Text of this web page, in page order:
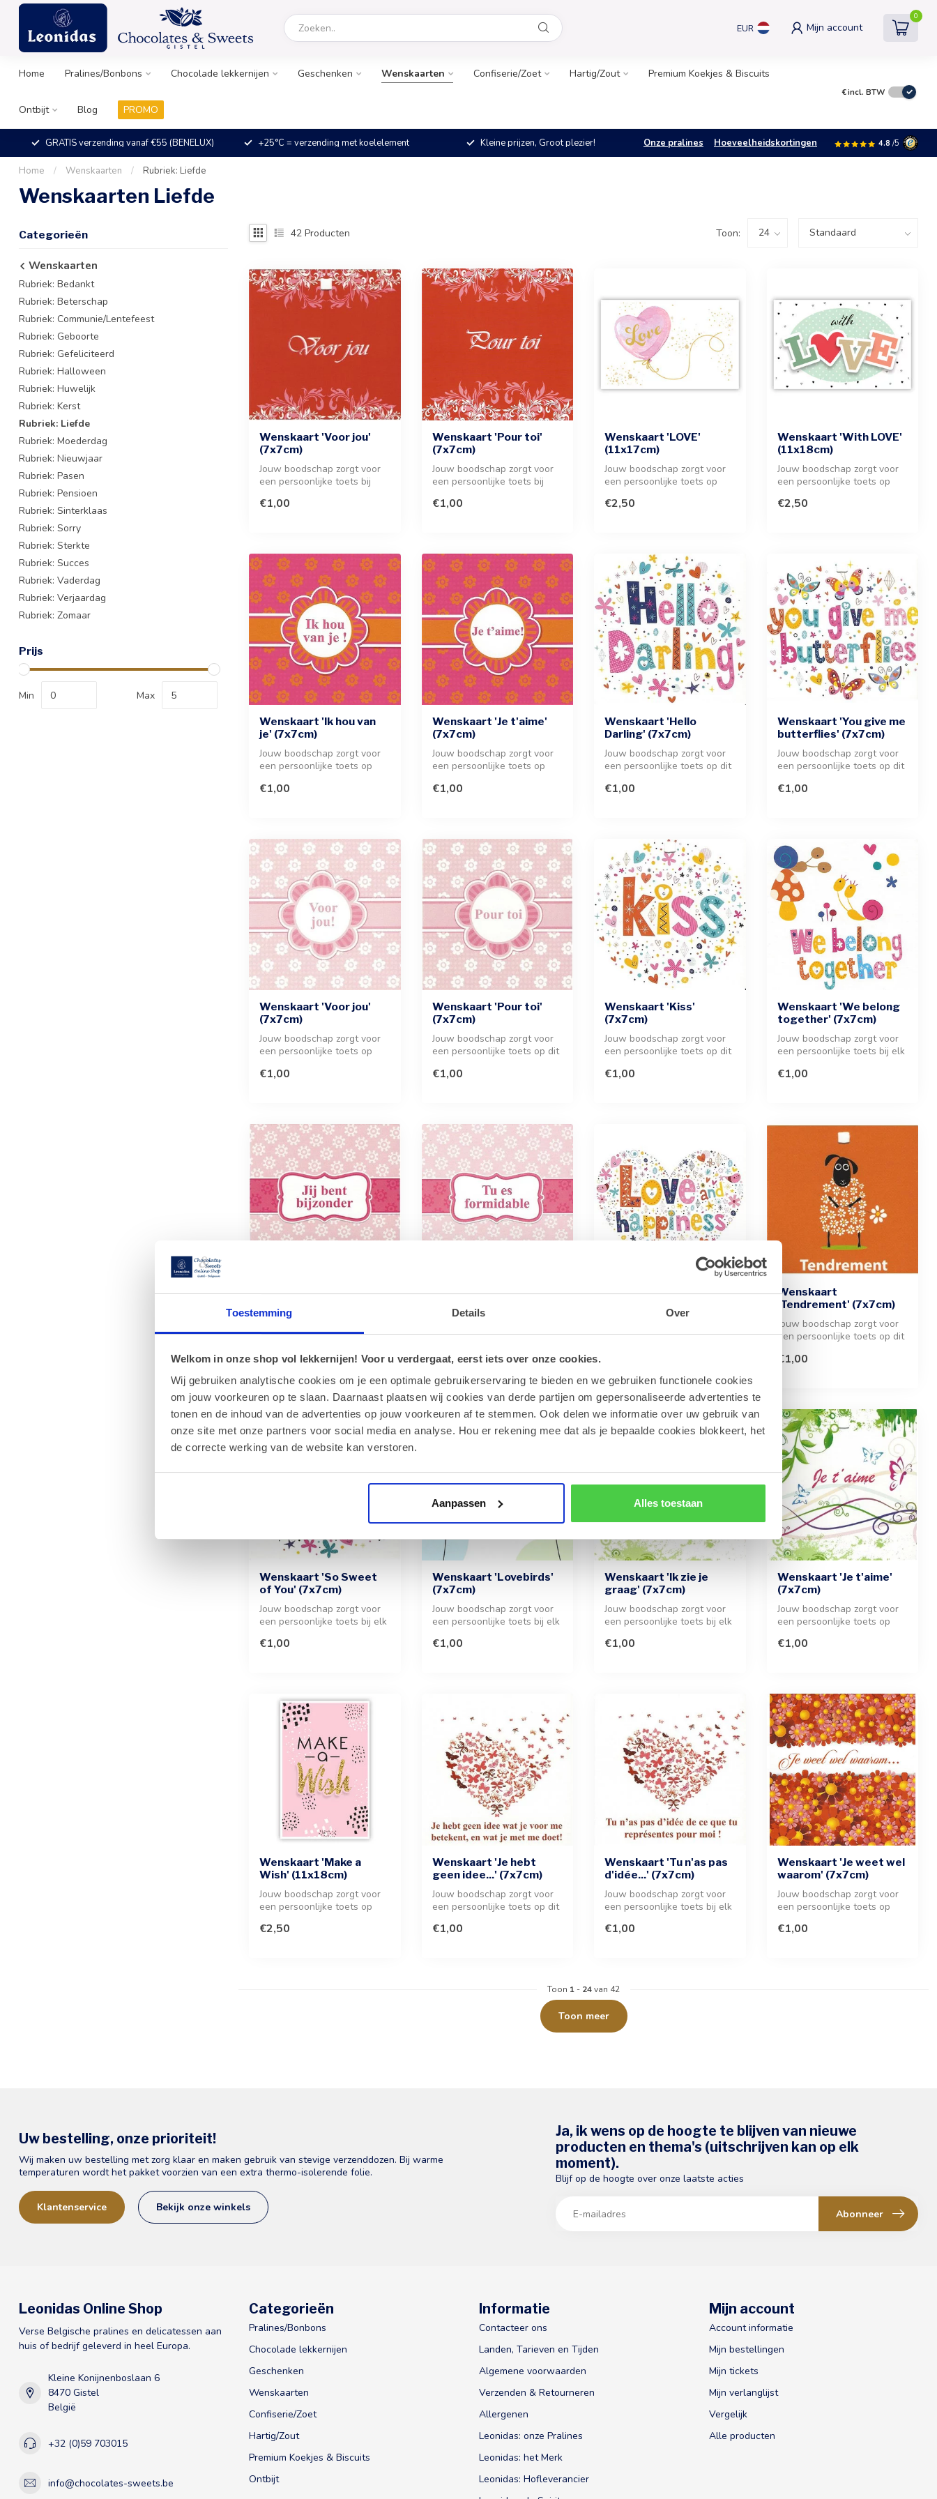
Toestemming Details Over
Welkom in onze shop vol lekkernijen! Voor u verdergaat, eerst iets over onze cookies.
Wij gebruiken analytische cookies om je een optimale gebruikerservaring te bieden en we gebruiken functionele cookies
om jouw voorkeuren op te slaan. Daarnaast plaatsen wij cookies van derde partijen om gepersonaliseerde advertenties te
tonen en de inhoud van de advertenties op jouw voorkeuren af te stemmen. Ook delen we informatie over uw gebruik van
onze site met onze partners voor social media en analyse. Hou er rekening mee dat als je bepaalde cookies blokkeert, het
de correcte werking van de website kan verstoren.
Aanpassen Alles toestaan
EUR Mijn account
0
Home Pralines/Bonbons Chocolade lekkernijen Geschenken Wenskaarten Confiserie/Zoet Hartig/Zout Premium Koekjes & Biscuits
Ontbijt Blog PROMO
€incl. BTW
GRATIS verzending vanaf €55 (BENELUX) +25°C = verzending met koelelement Kleine prijzen, Groot plezier! Onze pralines Hoeveelheidskortingen 4.8 /5
Home / Wenskaarten / Rubriek: Liefde
Wenskaarten Liefde
Categorieën
Wenskaarten
Rubriek: Bedankt
Rubriek: Beterschap
Rubriek: Communie/Lentefeest
Rubriek: Geboorte
Rubriek: Gefeliciteerd
Rubriek: Halloween
Rubriek: Huwelijk
Rubriek: Kerst
Rubriek: Liefde
Rubriek: Moederdag
Rubriek: Nieuwjaar
Rubriek: Pasen
Rubriek: Pensioen
Rubriek: Sinterklaas
Rubriek: Sorry
Rubriek: Sterkte
Rubriek: Succes
Rubriek: Vaderdag
Rubriek: Verjaardag
Rubriek: Zomaar
Prijs
Min Max
42 Producten Toon:
Wenskaart 'Voor jou'
(7x7cm)
Jouw boodschap zorgt voor
een persoonlijke toets bij
€1,00
Wenskaart 'Pour toi'
(7x7cm)
Jouw boodschap zorgt voor
een persoonlijke toets bij
€1,00
Wenskaart 'LOVE'
(11x17cm)
Jouw boodschap zorgt voor
een persoonlijke toets op
met ...
€2,50
Wenskaart 'With LOVE'
(11x18cm)
Jouw boodschap zorgt voor
een persoonlijke toets op
€2,50
Wenskaart 'Ik hou van
je' (7x7cm)
Jouw boodschap zorgt voor
een persoonlijke toets op
€1,00
Wenskaart 'Je t'aime'
(7x7cm)
Jouw boodschap zorgt voor
een persoonlijke toets op
e...
€1,00
Wenskaart 'Hello
Darling' (7x7cm)
Jouw boodschap zorgt voor
een persoonlijke toets op dit
€1,00
Wenskaart 'You give me
butterflies' (7x7cm)
Jouw boodschap zorgt voor
een persoonlijke toets op dit
€1,00
Wenskaart 'Voor jou'
(7x7cm)
Jouw boodschap zorgt voor
een persoonlijke toets op
war...
€1,00
Wenskaart 'Pour toi'
(7x7cm)
Jouw boodschap zorgt voor
een persoonlijke toets op dit
€1,00
Wenskaart 'Kiss'
(7x7cm)
Jouw boodschap zorgt voor
een persoonlijke toets op dit
€1,00
Wenskaart 'We belong
together' (7x7cm)
Jouw boodschap zorgt voor
een persoonlijke toets bij elk
€1,00
Wenskaart 'Jij bent
een persoonlijke toets op
€1,00
Wenskaart 'Tu es
een persoonlijke toets bij elk
€1,00
Wenskaart 'Love and
een persoonlijke toets bij elk
Wenskaart
'Tendrement' (7x7cm)
Jouw boodschap zorgt voor
een persoonlijke toets op dit
€1,00
Wenskaart 'So Sweet
of You' (7x7cm)
Jouw boodschap zorgt voor
een persoonlijke toets bij elk
€1,00
Wenskaart 'Lovebirds'
(7x7cm)
Jouw boodschap zorgt voor
een persoonlijke toets bij elk
€1,00
Wenskaart 'Ik zie je
graag' (7x7cm)
Jouw boodschap zorgt voor
een persoonlijke toets bij elk
€1,00
Wenskaart 'Je t'aime'
(7x7cm)
Jouw boodschap zorgt voor
een persoonlijke toets op
Vo...
€1,00
Wenskaart 'Make a
Wish' (11x18cm)
Jouw boodschap zorgt voor
een persoonlijke toets op
€2,50
Wenskaart 'Je hebt
geen idee...' (7x7cm)
Jouw boodschap zorgt voor
een persoonlijke toets op dit
€1,00
Wenskaart 'Tu n'as pas
d'idée...' (7x7cm)
Jouw boodschap zorgt voor
een persoonlijke toets bij elk
€1,00
Wenskaart 'Je weet wel
waarom' (7x7cm)
Jouw boodschap zorgt voor
een persoonlijke toets op
€1,00
Toon 1 - 24van 42
Toon meer
Uw bestelling, onze prioriteit!
Wij maken uw bestelling met zorg klaar en maken gebruik van stevige verzenddozen. Bij warme
temperaturen wordt het pakket voorzien van een extra thermo-isolerende folie.
Klantenservice Bekijk onze winkels
Ja, ik wens op de hoogte te blijven van nieuwe
producten en thema's (uitschrijven kan op elk
moment).
Blijf op de hoogte over onze laatste acties
Abonneer
Leonidas Online Shop
Verse Belgische pralines en delicatessen aan
huis of bedrijf geleverd in heel Europa.
Kleine Konijnenboslaan 6
8470 Gistel
België
+32 (0)59 703015
info@chocolates-sweets.be
Categorieën
Pralines/Bonbons
Chocolade lekkernijen
Geschenken
Wenskaarten
Confiserie/Zoet
Hartig/Zout
Premium Koekjes & Biscuits
Ontbijt
Informatie
Contacteer ons
Landen, Tarieven en Tijden
Algemene voorwaarden
Verzenden & Retourneren
Allergenen
Leonidas: onze Pralines
Leonidas: het Merk
Leonidas: Hofleverancier
Mijn account
Account informatie
Mijn bestellingen
Mijn tickets
Mijn verlanglijst
Vergelijk
Alle producten